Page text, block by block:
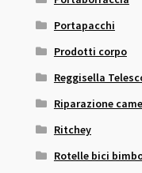
Portapacchi
Prodotti corpo
Reggisella
Riparazione
Ritchey
Rotelle bici